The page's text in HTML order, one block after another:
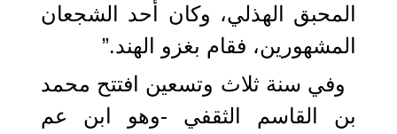
المحبق الهذلي، وكان أحد الشجعان
المشهورين، فقام بغزو الهند.”
وفي سنة ثلاث وتسعين افتتح محمد
بن القاسم الثقفي -وهو ابن عم